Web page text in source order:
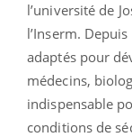
l’université de
l’Inserm.
adaptés pour
médecins,
indispensable
conditions de